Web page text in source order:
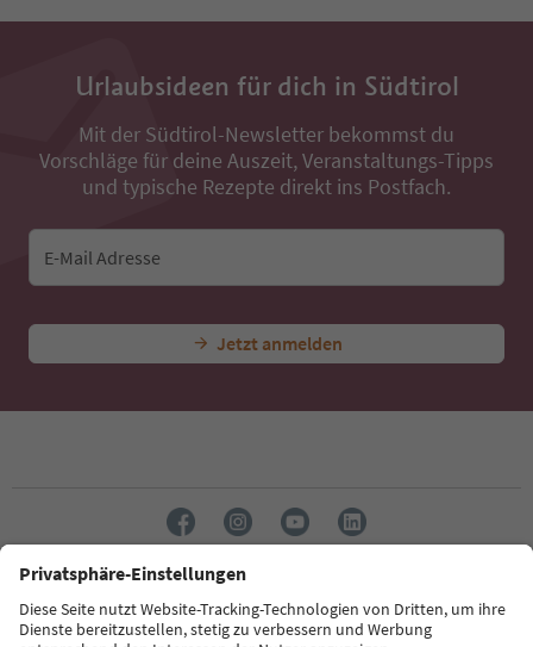
Urlaubsideen für dich in Südtirol
Mit der Südtirol-Newsletter bekommst du
Vorschläge für deine Auszeit, Veranstaltungs-Tipps
und typische Rezepte direkt ins Postfach.
E-Mail Adresse
Jetzt anmelden